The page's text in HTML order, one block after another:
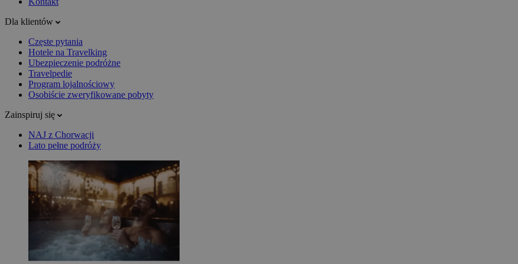
Dla klientów
Częste pytania
Hotele na Travelking
Ubezpieczenie podróżne
Travelpedie
Program lojalnościowy
Osobiście zweryfikowane pobyty
Zainspiruj się
NAJ z Chorwacji
Lato pełne podróży